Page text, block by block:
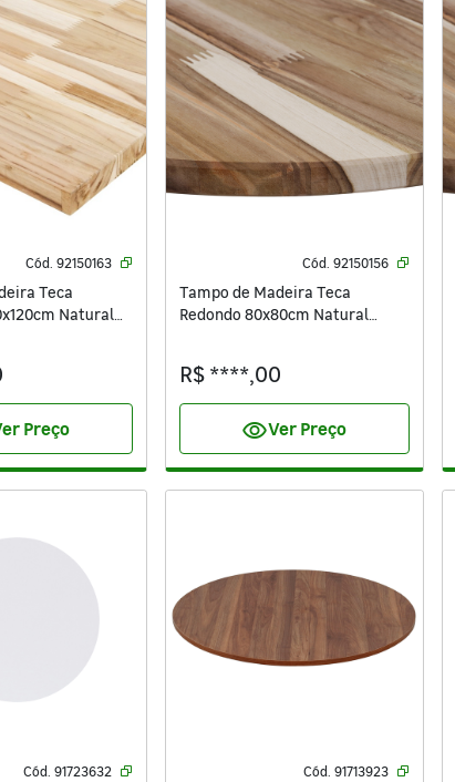
Cód. 92150163
Teca
Natural
Preço
Cód. 92150156
Tampo de Madeira Teca
Redondo 80x80cm Natural
R$ ****,00
visibilityVer Preço
Cód. 91723632 Cód. 91713923